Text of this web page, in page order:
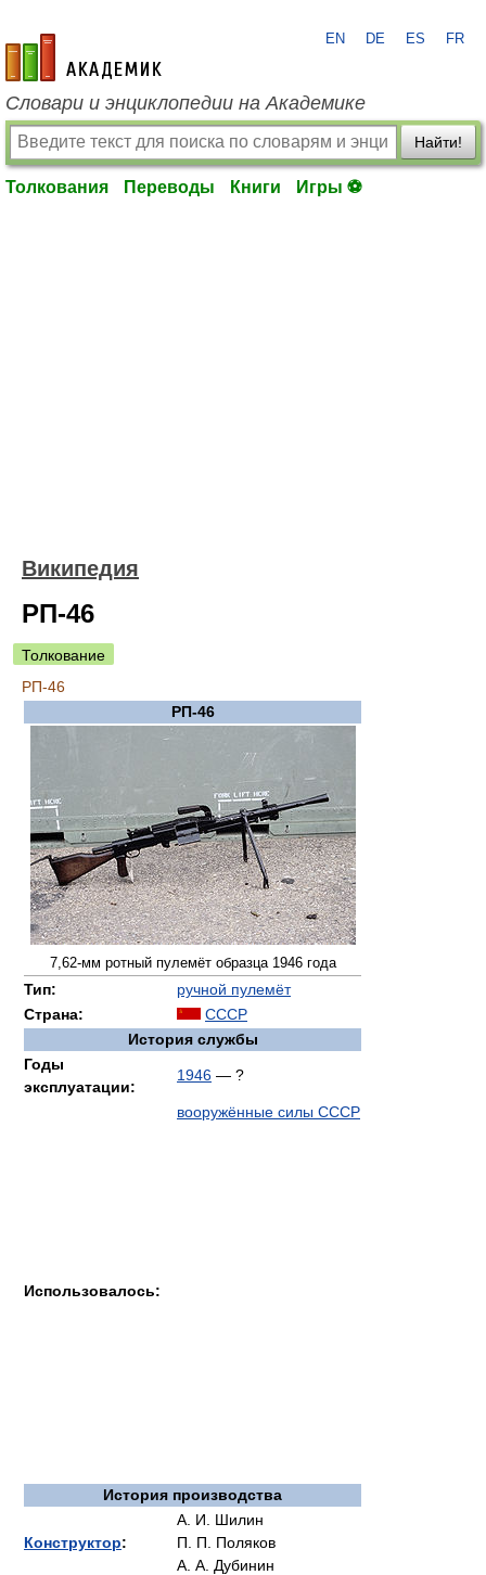
academic.ru
EN DE ES FR
Словари и энциклопедии на Академике
Найти!
Толкования Переводы Книги Игры ⚽
Википедия
РП-46
Толкование
РП-46
РП-46
7,62-мм ротный пулемёт образца 1946 года
Тип:
ручной пулемёт
Страна:
СССР
История службы
Годы
эксплуатации:
1946 — ?
Использовалось:
вооружённые силы СССР
История производства
Конструктор:
А. И. Шилин
П. П. Поляков
А. А. Дубинин